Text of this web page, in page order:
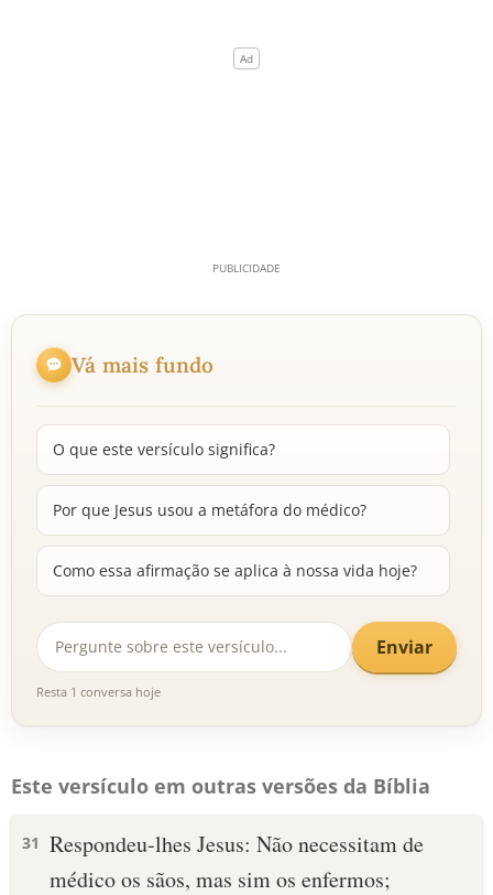
Vá mais fundo
O que este versículo significa?
Por que Jesus usou a metáfora do médico?
Como essa afirmação se aplica à nossa vida hoje?
Enviar
Resta 1 conversa hoje
Este versículo em outras versões da Bíblia
31 Respondeu-lhes Jesus: Não necessitam de
médico os sãos, mas sim os enfermos;